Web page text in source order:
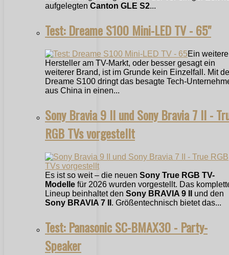
aufgelegten Canton GLE S2...
Test: Dreame S100 Mini-LED TV - 65"
Ein
Hersteller am TV-Markt, oder besser gesagt ein
weiterer Brand, ist im Grunde kein Einzelfall. Mit
Dreame S100 dringt das besagte Tech-
aus China in einen...
Sony Bravia 9 II und Sony Bravia 7 II -
RGB TVs vorgestellt
Es ist so weit – die neuen Sony True RGB TV-
Modelle für 2026 wurden vorgestellt. Das
Lineup beinhaltet den Sony BRAVIA 9 II
und den
Sony BRAVIA 7 II . Größentechnisch bietet das...
Test: Panasonic SC-BMAX30 - Party-
Speaker